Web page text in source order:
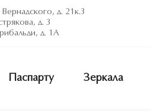
д. 21к.3
д. 3
д. 1А
Паспарту Зеркала